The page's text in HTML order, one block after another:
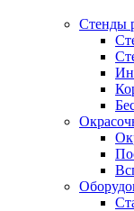
Стенды